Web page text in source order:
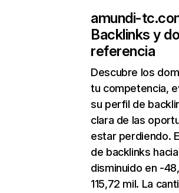
amundi-
Backlinks y
referencia
Descubre los
tu competencia,
su perfil de
clara de las
estar perdiendo.
de backlinks
disminuido en -
115,72 mil. La